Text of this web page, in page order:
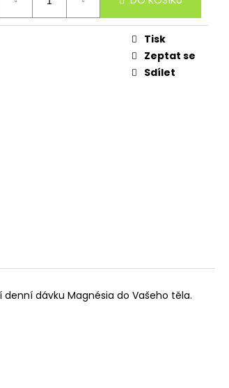
Tisk
Zeptat se
Sdílet
dávku Magnésia do Vašeho těla.